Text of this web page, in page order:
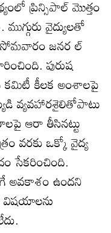
ప్రిన్సిపాల్‌ మొత్తం
వైద్యులతో
జనర ల్‌
పురుష
కమిటీ కీలక అంశాలపై
వ్యవహారశైలితోపాటు
ఆరా తీసినట్టు
వరకు ఒక్కో వైద్య
సేకరించింది.
ఉందని
విషయాలను